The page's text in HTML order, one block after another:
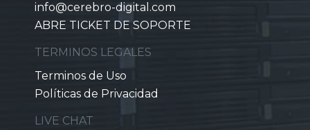
info@cerebro-digital.com
ABRE TICKET DE SOPORTE
TERMINOS LEGALES
Terminos de Uso
Políticas de Privacidad
LIVE CHAT